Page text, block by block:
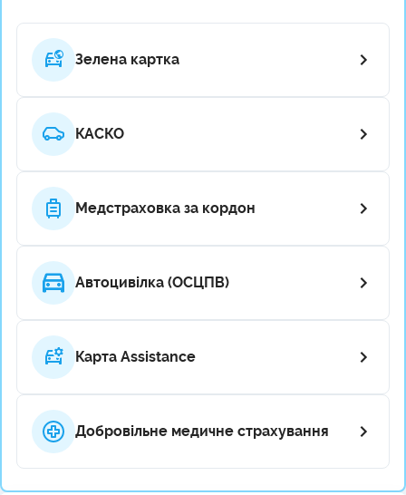
Зелена картка
КАСКО
Медстраховка за кордон
Автоцивілка (ОСЦПВ)
Карта Assistance
Добровільне медичне страхування